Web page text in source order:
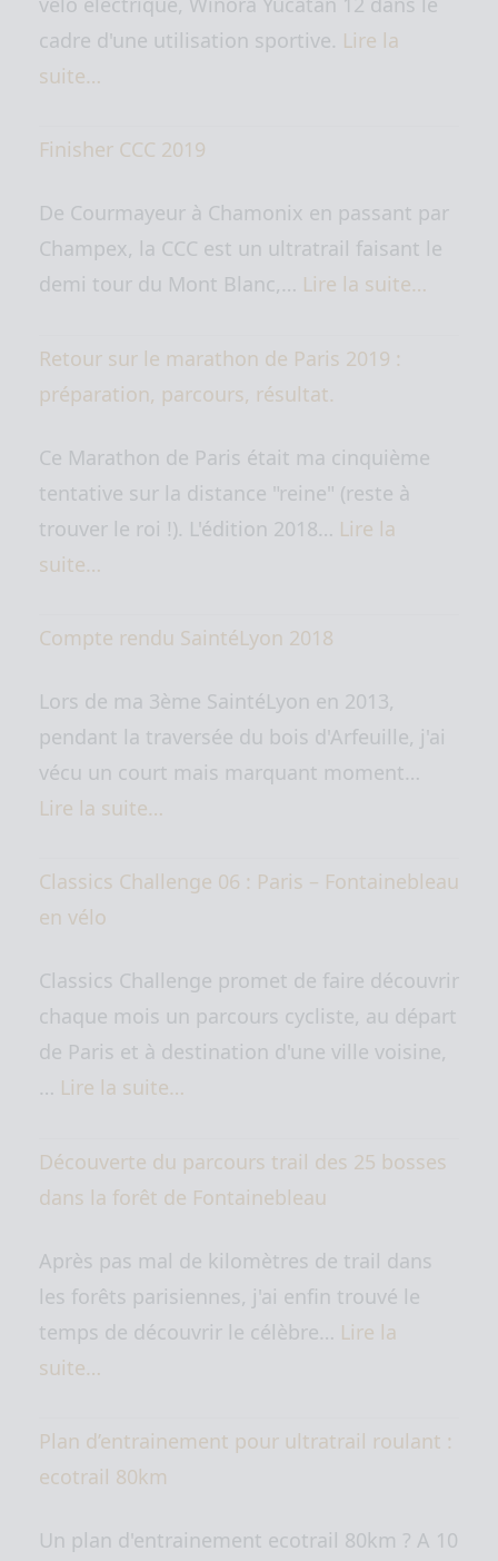
cadre d'une utilisation sportive. Lire la
suite…
Finisher CCC 2019
De Courmayeur à Chamonix en passant par
Champex, la CCC est un ultratrail faisant le
demi tour du Mont Blanc,… Lire la suite…
Retour sur le marathon de Paris 2019 :
préparation, parcours, résultat.
Ce Marathon de Paris était ma cinquième
tentative sur la distance "reine" (reste à
trouver le roi !). L'édition 2018… Lire la
suite…
Compte rendu SaintéLyon 2018
Lors de ma 3ème SaintéLyon en 2013,
pendant la traversée du bois d'Arfeuille, j'ai
vécu un court mais marquant moment…
Lire la suite…
Classics Challenge 06 : Paris – Fontainebleau
en vélo
Classics Challenge promet de faire découvrir
chaque mois un parcours cycliste, au départ
de Paris et à destination d'une ville voisine,
… Lire la suite…
Découverte du parcours trail des 25 bosses
dans la forêt de Fontainebleau
Après pas mal de kilomètres de trail dans
les forêts parisiennes, j'ai enfin trouvé le
temps de découvrir le célèbre… Lire la
suite…
Plan d’entrainement pour ultratrail roulant :
ecotrail 80km
Un plan d'entrainement ecotrail 80km ? A 10